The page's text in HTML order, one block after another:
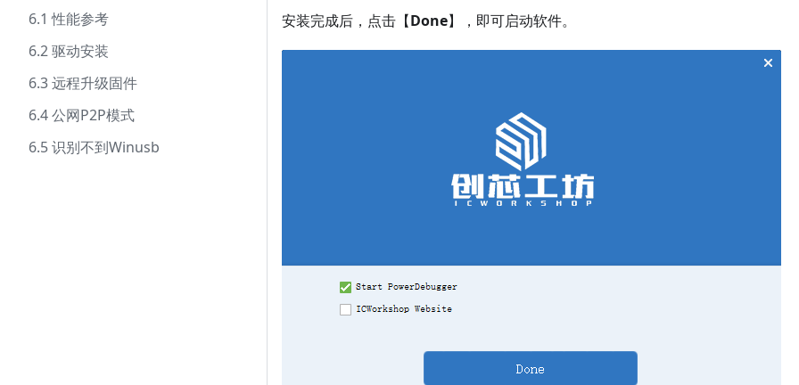
6.1 性能参考
6.2 驱动安装
6.3 远程升级固件
6.4 公网P2P模式
6.5 识别不到Winusb
安装完成后，点击【Done】，即可启动软件。